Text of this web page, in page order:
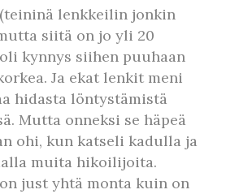
lenkkeilin jonkin
siitä on jo yli 20
kynnys siihen puuhaan
Ja ekat lenkit meni
hidasta löntystämistä
Mutta onneksi se häpeä
ohi, kun katseli kadulla ja
muita hikoilijoita.
just yhtä monta kuin on